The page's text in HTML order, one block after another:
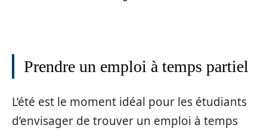
Prendre un emploi à temps partiel
L’été est le moment idéal pour les étudiants
d’envisager de trouver un emploi à temps